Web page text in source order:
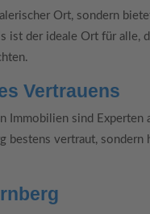
Ort, sondern
ist der ideale Ort für alle,
Vertrauens
Immobilien sind
bestens vertraut,